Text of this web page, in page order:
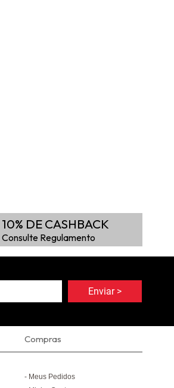
10% DE CASHBACK
Consulte Regulamento
Compras
Meus Pedidos